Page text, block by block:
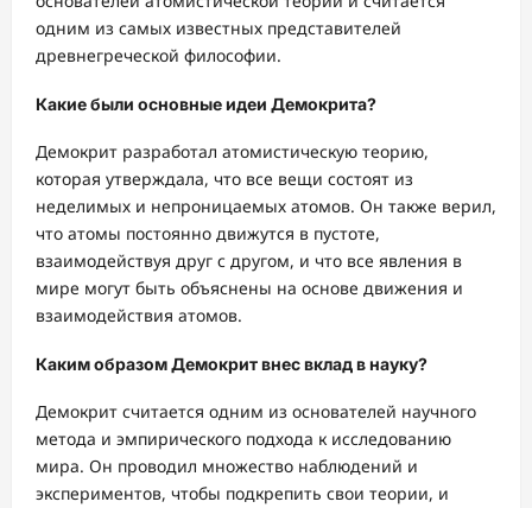
одним из самых известных представителей
древнегреческой философии.
Какие были основные идеи Демокрита?
Демокрит разработал атомистическую теорию,
которая утверждала, что все вещи состоят из
неделимых и непроницаемых атомов. Он также верил,
что атомы постоянно движутся в пустоте,
взаимодействуя друг с другом, и что все явления в
мире могут быть объяснены на основе движения и
взаимодействия атомов.
Каким образом Демокрит внес вклад в науку?
Демокрит считается одним из основателей научного
метода и эмпирического подхода к исследованию
мира. Он проводил множество наблюдений и
экспериментов, чтобы подкрепить свои теории, и